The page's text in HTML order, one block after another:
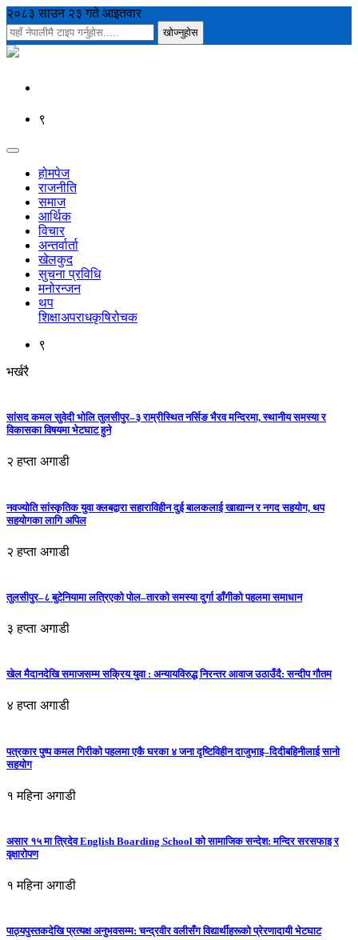
२०८३ साउन २३ गते आइतवार
९
होमपेज
राजनीति
समाज
आर्थिक
विचार
अन्तर्वार्ता
खेलकुद
सुचना प्रविधि
मनोरन्जन
थप
शिक्षाअपराधकृषिरोचक
९
भर्खरै
सांसद कमल सुवेदी भोलि तुलसीपुर–३ राम्रीस्थित नर्सिङ भैरव मन्दिरमा, स्थानीय समस्या र
विकासका विषयमा भेटघाट हुने
२ हप्ता अगाडी
नवज्योति सांस्कृतिक युवा क्लबद्वारा सहाराविहीन दुई बालकलाई खाद्यान्न र नगद सहयोग, थप
सहयोगका लागि अपिल
२ हप्ता अगाडी
तुलसीपुर–८ बुटेनियामा लत्रिएको पोल–तारको समस्या दुर्गा डाँगीको पहलमा समाधान
३ हप्ता अगाडी
खेल मैदानदेखि समाजसम्म सक्रिय युवा : अन्यायविरुद्ध निरन्तर आवाज उठाउँदै: सन्दीप गौतम
४ हप्ता अगाडी
पत्रकार पुष्प कमल गिरीको पहलमा एकै घरका ४ जना दृष्टिविहीन दाजुभाइ–दिदीबहिनीलाई सानो
सहयोग
१ महिना अगाडी
असार १५ मा त्रिदेव English Boarding School को सामाजिक सन्देश: मन्दिर सरसफाइ र
वृक्षारोपण
१ महिना अगाडी
पाठ्यपुस्तकदेखि प्रत्यक्ष अनुभवसम्म: चन्द्रवीर वलीसँग विद्यार्थीहरूको प्रेरणादायी भेटघाट